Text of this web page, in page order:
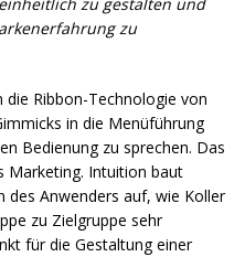
zu
die Ribbon-Technologie von
in die Menüführung
Bedienung zu sprechen. Das
Marketing. Intuition baut
des Anwenders auf, wie Koller
zu Zielgruppe sehr
für die Gestaltung einer